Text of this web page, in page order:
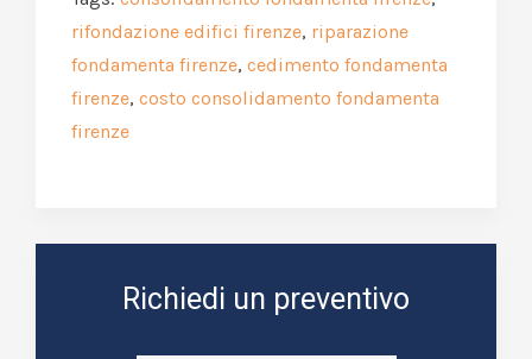
rifondazione edifici firenze, riparazione
fondamenta firenze, cedimento fondamenta
firenze, costo consolidamento fondamenta
firenze
Richiedi un preventivo